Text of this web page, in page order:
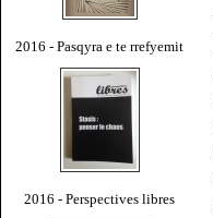
2016 - Pasqyra e te rrefyemit
2016 - Perspectives libres